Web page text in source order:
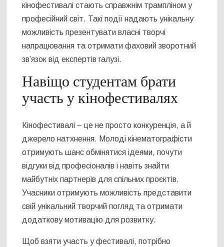
кінофестивалі стають справжнім трампліном у
професійний світ. Такі події надають унікальну
можливість презентувати власні творчі
напрацювання та отримати фаховий зворотний
зв’язок від експертів галузі.
Навіщо студентам брати
участь у кінофестивалях
Кінофестивалі – це не просто конкуренція, а й
джерело натхнення. Молоді кінематографісти
отримують шанс обмінятися ідеями, почути
відгуки від професіоналів і навіть знайти
майбутніх партнерів для спільних проєктів.
Учасники отримують можливість представити
свій унікальний творчий погляд та отримати
додаткову мотивацію для розвитку.
Щоб взяти участь у фестивалі, потрібно